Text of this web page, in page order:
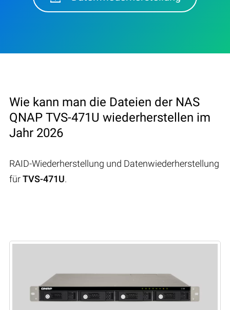
Wie kann man die Dateien der NAS
QNAP TVS-471U wiederherstellen im
Jahr 2026
RAID-Wiederherstellung und Datenwiederherstellung
fürTVS-471U.